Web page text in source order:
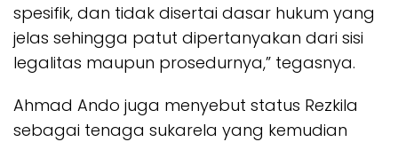
spesifik, dan tidak disertai dasar hukum yang
jelas sehingga patut dipertanyakan dari sisi
legalitas maupun prosedurnya,” tegasnya.
Ahmad Ando juga menyebut status Rezkila
sebagai tenaga sukarela yang kemudian